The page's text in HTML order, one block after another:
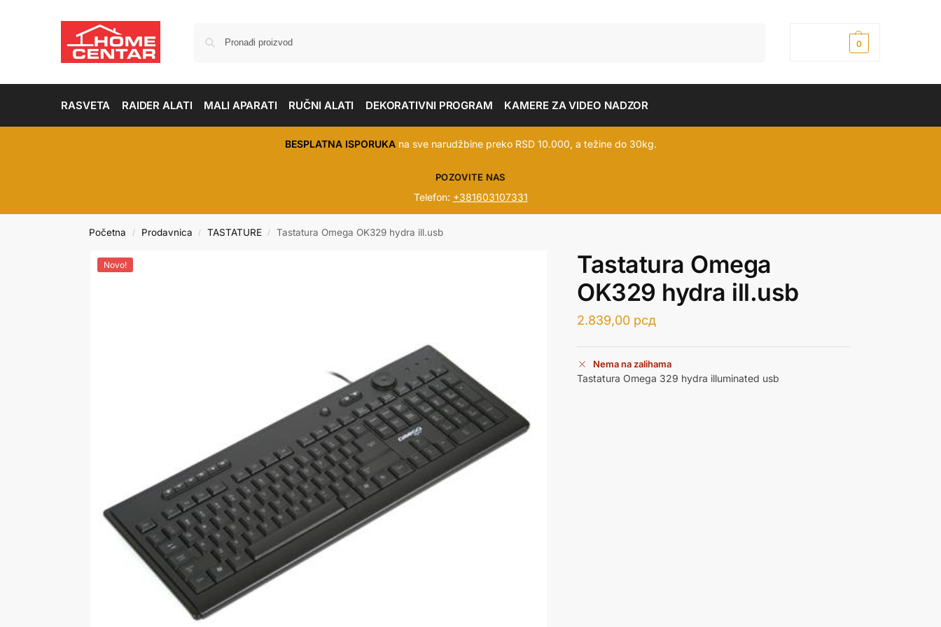
0
RASVETA RAIDER ALATI MALI APARATI RUČNI ALATI DEKORATIVNI PROGRAM KAMERE ZA VIDEO NADZOR
BESPLATNA ISPORUKAna sve narudžbine preko RSD 10.000, a težine do 30kg.
POZOVITE NAS
Telefon: +381603107331
Početna / Prodavnica / TASTATURE / Tastatura Omega OK329 hydra ill.usb
Novo!
Tastatura Omega
OK329 hydra ill.usb
2.839,00 рсд
Nema na zalihama
Tastatura Omega 329 hydra illuminated usb